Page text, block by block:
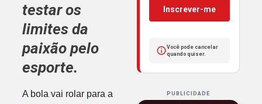
testar os
limites da
paixão pelo
esporte.
A bola vai rolar para a
Inscrever-me
Você pode cancelar
quando quiser.
PUBLICIDADE